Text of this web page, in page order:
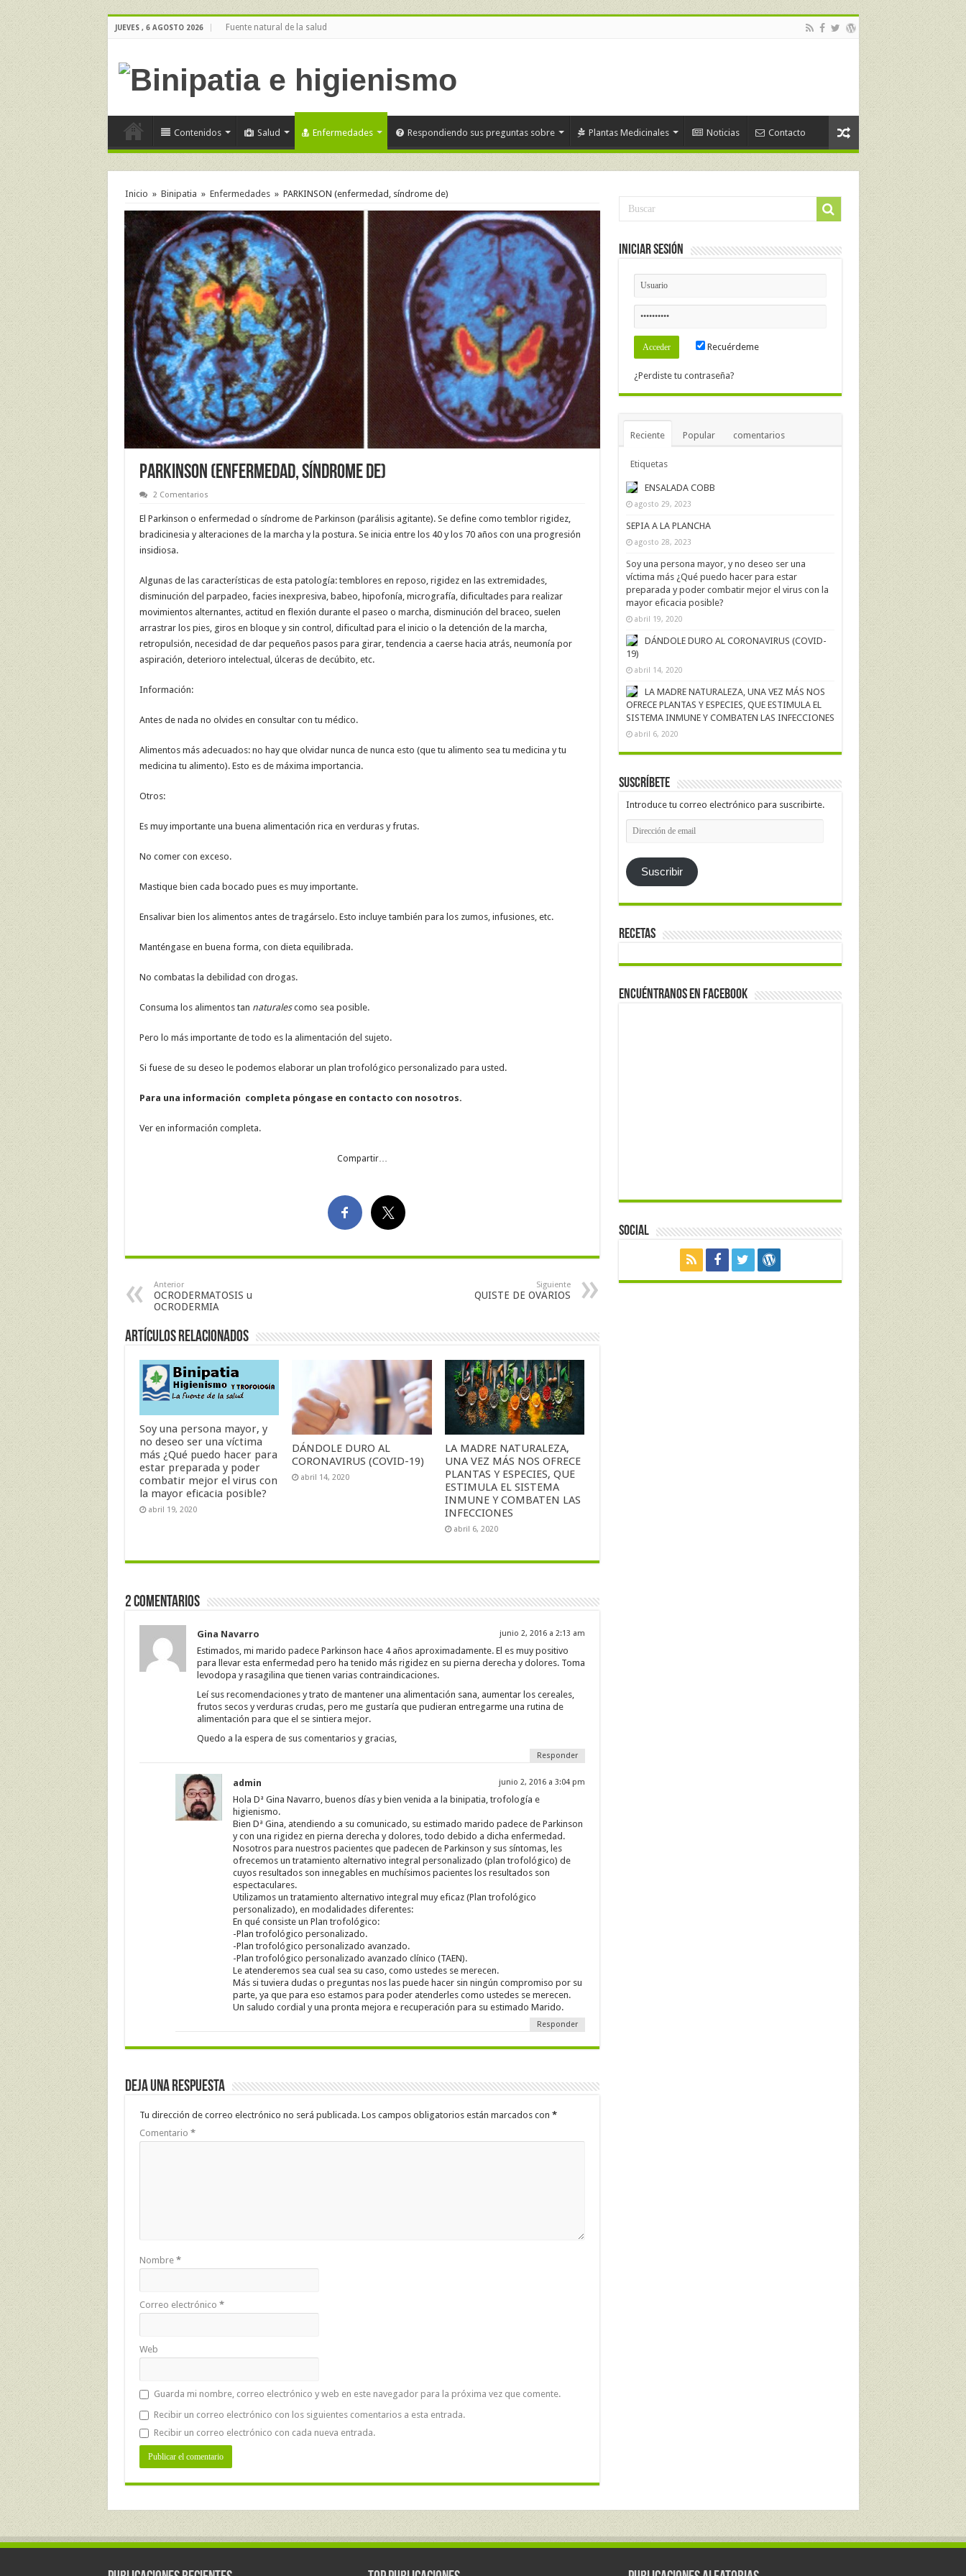
JUEVES , 6 AGOSTO 2026 Fuente natural de la salud
Contenidos Salud Enfermedades Respondiendo sus preguntas sobre Plantas Medicinales Noticias Contacto
Inicio » Binipatia » Enfermedades » PARKINSON (enfermedad, síndrome de)
PARKINSON (enfermedad, síndrome de)
2 Comentarios
El Parkinson o enfermedad o síndrome de Parkinson (parálisis agitante). Se define como temblor rigidez,
bradicinesia y alteraciones de la marcha y la postura. Se inicia entre los 40 y los 70 años con una progresión
insidiosa.
Algunas de las características de esta patología: temblores en reposo, rigidez en las extremidades,
disminución del parpadeo, facies inexpresiva, babeo, hipofonía, micrografía, dificultades para realizar
movimientos alternantes, actitud en flexión durante el paseo o marcha, disminución del braceo, suelen
arrastrar los pies, giros en bloque y sin control, dificultad para el inicio o la detención de la marcha,
retropulsión, necesidad de dar pequeños pasos para girar, tendencia a caerse hacia atrás, neumonía por
aspiración, deterioro intelectual, úlceras de decúbito, etc.
Información:
Antes de nada no olvides en consultar con tu médico.
Alimentos más adecuados: no hay que olvidar nunca de nunca esto (que tu alimento sea tu medicina y tu
medicina tu alimento). Esto es de máxima importancia.
Otros:
Es muy importante una buena alimentación rica en verduras y frutas.
No comer con exceso.
Mastique bien cada bocado pues es muy importante.
Ensalivar bien los alimentos antes de tragárselo. Esto incluye también para los zumos, infusiones, etc.
Manténgase en buena forma, con dieta equilibrada.
No combatas la debilidad con drogas.
Consuma los alimentos tan naturalescomo sea posible.
Pero lo más importante de todo es la alimentación del sujeto.
Si fuese de su deseo le podemos elaborar un plan trofológico personalizado para usted.
Para una información completa póngase en contacto con nosotros.
Ver en información completa.
Compartir…
Anterior
OCRODERMATOSIS u
OCRODERMIA
Siguiente
QUISTE DE OVARIOS
Artículos Relacionados
Soy una persona mayor, y
no deseo ser una víctima
más ¿Qué puedo hacer para
estar preparada y poder
combatir mejor el virus con
la mayor eficacia posible?
abril 19, 2020
DÁNDOLE DURO AL
CORONAVIRUS (COVID-19)
abril 14, 2020
LA MADRE NATURALEZA,
UNA VEZ MÁS NOS OFRECE
PLANTAS Y ESPECIES, QUE
ESTIMULA EL SISTEMA
INMUNE Y COMBATEN LAS
INFECCIONES
abril 6, 2020
2 comentarios
Gina Navarro junio 2, 2016 a 2:13 am
Estimados, mi marido padece Parkinson hace 4 años aproximadamente. El es muy positivo
para llevar esta enfermedad pero ha tenido más rigidez en su pierna derecha y dolores. Toma
levodopa y rasagilina que tienen varias contraindicaciones.
Leí sus recomendaciones y trato de mantener una alimentación sana, aumentar los cereales,
frutos secos y verduras crudas, pero me gustaría que pudieran entregarme una rutina de
alimentación para que el se sintiera mejor.
Quedo a la espera de sus comentarios y gracias,
Responder
admin junio 2, 2016 a 3:04 pm
Hola Dª Gina Navarro, buenos días y bien venida a la binipatia, trofología e
higienismo.
Bien Dª Gina, atendiendo a su comunicado, su estimado marido padece de Parkinson
y con una rigidez en pierna derecha y dolores, todo debido a dicha enfermedad.
Nosotros para nuestros pacientes que padecen de Parkinson y sus síntomas, les
ofrecemos un tratamiento alternativo integral personalizado (plan trofológico) de
cuyos resultados son innegables en muchísimos pacientes los resultados son
espectaculares.
Utilizamos un tratamiento alternativo integral muy eficaz (Plan trofológico
personalizado), en modalidades diferentes:
En qué consiste un Plan trofológico:
-Plan trofológico personalizado.
-Plan trofológico personalizado avanzado.
-Plan trofológico personalizado avanzado clínico (TAEN).
Le atenderemos sea cual sea su caso, como ustedes se merecen.
Más si tuviera dudas o preguntas nos las puede hacer sin ningún compromiso por su
parte, ya que para eso estamos para poder atenderles como ustedes se merecen.
Un saludo cordial y una pronta mejora e recuperación para su estimado Marido.
Responder
Deja una respuesta
Tu dirección de correo electrónico no será publicada. Los campos obligatorios están marcados con *
Comentario *
Nombre *
Correo electrónico *
Web
Guarda mi nombre, correo electrónico y web en este navegador para la próxima vez que comente.
Recibir un correo electrónico con los siguientes comentarios a esta entrada.
Recibir un correo electrónico con cada nueva entrada.
Iniciar Sesión
Recuérdeme
¿Perdiste tu contraseña?
Reciente Popular comentarios
Etiquetas
ENSALADA COBB
agosto 29, 2023
SEPIA A LA PLANCHA
agosto 28, 2023
Soy una persona mayor, y no deseo ser una
víctima más ¿Qué puedo hacer para estar
preparada y poder combatir mejor el virus con la
mayor eficacia posible?
abril 19, 2020
DÁNDOLE DURO AL CORONAVIRUS (COVID-
19)
abril 14, 2020
LA MADRE NATURALEZA, UNA VEZ MÁS NOS
OFRECE PLANTAS Y ESPECIES, QUE ESTIMULA EL
SISTEMA INMUNE Y COMBATEN LAS INFECCIONES
abril 6, 2020
Suscríbete
Introduce tu correo electrónico para suscribirte.
Dirección
de
Suscribir
Recetas
Encuéntranos en Facebook
Social